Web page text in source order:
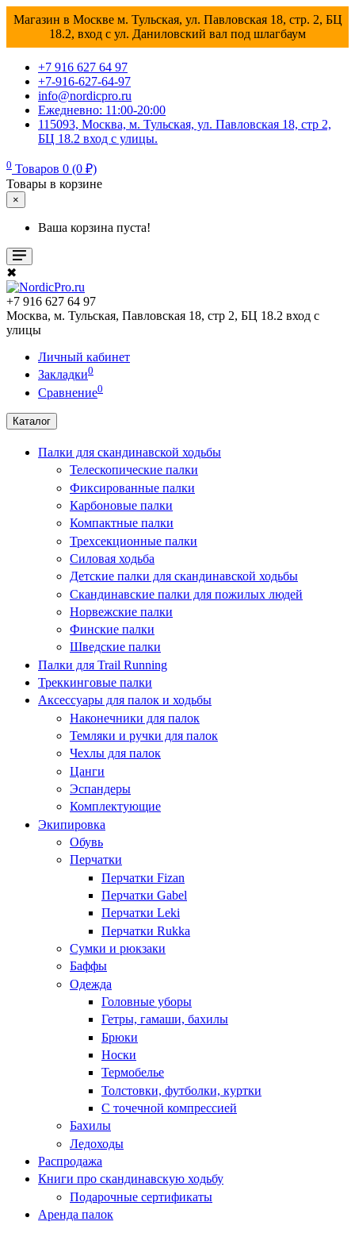
Магазин в Москве м. Тульская, ул. Павловская 18, стр. 2, БЦ
18.2, вход с ул. Даниловский вал под шлагбаум
+7 916 627 64 97
+7-916-627-64-97
info@nordicpro.ru
Ежедневно: 11:00-20:00
115093, Москва, м. Тульская, ул. Павловская 18, стр 2,
БЦ 18.2 вход с улицы.
0 Товаров 0 (0 ₽)
Товары в корзине
×
Ваша корзина пуста!
✖
+7 916 627 64 97
Москва, м. Тульская, Павловская 18, стр 2, БЦ 18.2 вход с
улицы
Личный кабинет
Закладки0
Сравнение0
Каталог
Палки для скандинавской ходьбы
Телескопические палки
Фиксированные палки
Карбоновые палки
Компактные палки
Трехсекционные палки
Силовая ходьба
Детские палки для скандинавской ходьбы
Скандинавские палки для пожилых людей
Норвежские палки
Финские палки
Шведские палки
Палки для Trail Running
Треккинговые палки
Аксессуары для палок и ходьбы
Наконечники для палок
Темляки и ручки для палок
Чехлы для палок
Цанги
Эспандеры
Комплектующие
Экипировка
Обувь
Перчатки
Перчатки Fizan
Перчатки Gabel
Перчатки Leki
Перчатки Rukka
Сумки и рюкзаки
Баффы
Одежда
Головные уборы
Гетры, гамаши, бахилы
Брюки
Носки
Термобелье
Толстовки, футболки, куртки
С точечной компрессией
Бахилы
Ледоходы
Распродажа
Книги про скандинавскую ходьбу
Подарочные сертификаты
Аренда палок